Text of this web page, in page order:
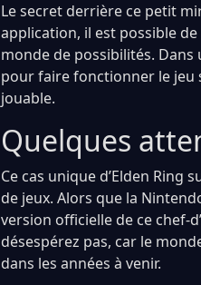
Le secret derrière ce petit
application, il est possible
monde de possibilités.
pour faire fonctionner le jeu
jouable.
Quelques
Ce cas unique d’Elden Ring
de jeux. Alors que la
version officielle de ce chef-
désespérez pas, car le
dans les années à venir.